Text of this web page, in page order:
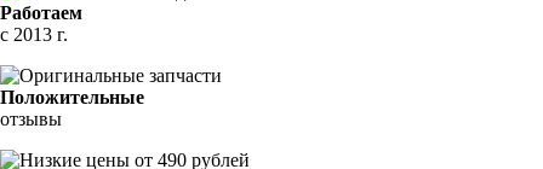
Работаем
с 2013 г.
Положительные
отзывы